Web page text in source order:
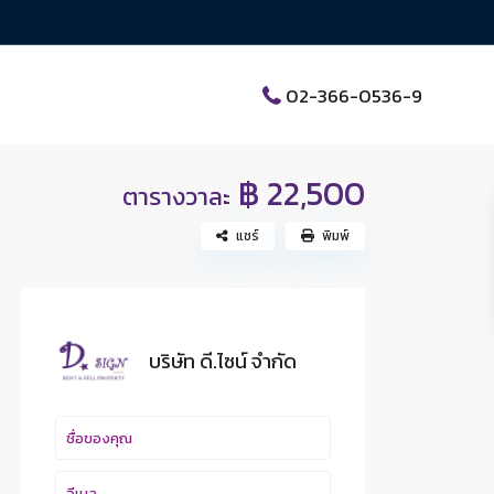
02-366-0536-9
ตารางวาละ ฿ 22,500
แชร์ พิมพ์
บริษัท ดี.ไซน์ จํากัด